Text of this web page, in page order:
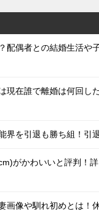
配偶者との結婚生活や
現在誰で離婚は何回し
界を引退も勝ち組！引
がかわいいと評判！
画像や馴れ初めとは！